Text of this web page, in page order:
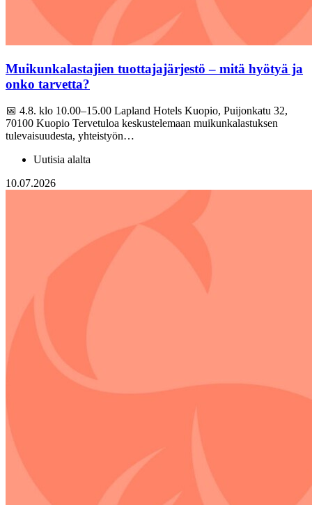
Muikunkalastajien tuottajajärjestö – mitä hyötyä ja
onko tarvetta?
📅 4.8. klo 10.00–15.00 Lapland Hotels Kuopio, Puijonkatu 32,
70100 Kuopio Tervetuloa keskustelemaan muikunkalastuksen
tulevaisuudesta, yhteistyön…
Uutisia alalta
10.07.2026